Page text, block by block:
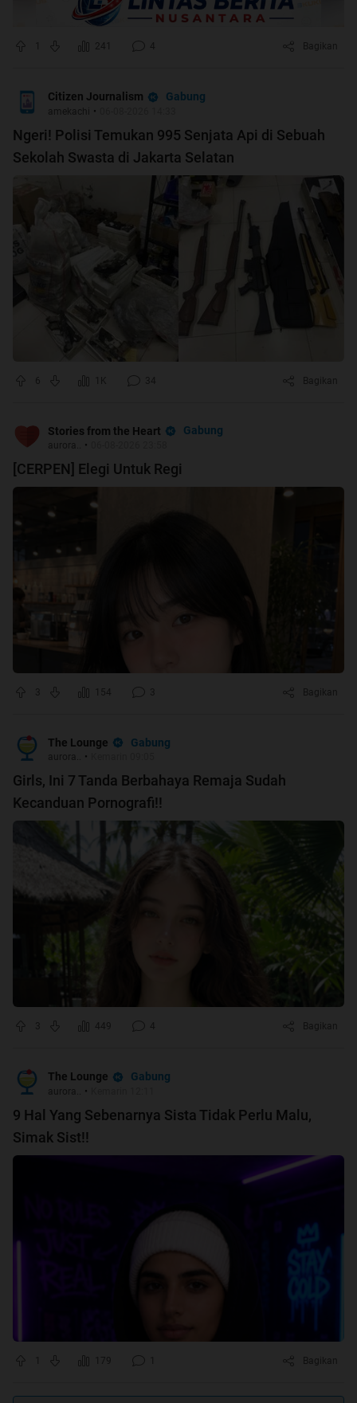
241 4 Bagikan
Citizen Journalism Gabung
amekachi •
Ngeri! Polisi Temukan 995 Senjata Api di Sebuah
Sekolah Swasta di Jakarta Selatan
6 1K 34 Bagikan
Stories from the Heart Gabung
aurora.. •
[CERPEN] Elegi Untuk Regi
3 154 3 Bagikan
The Lounge Gabung
aurora.. •
Girls, Ini 7 Tanda Berbahaya Remaja Sudah
Kecanduan Pornografi!!
3 449 4 Bagikan
The Lounge Gabung
aurora.. •
9 Hal Yang Sebenarnya Sista Tidak Perlu Malu,
Simak Sist!!
179 Bagikan